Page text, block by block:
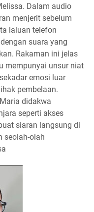
Dalam audio
menjerit sebelum
laluan telefon
suara yang
Rakaman ini jelas
mempunyai unsur niat
emosi luar
pembelaan.
didakwa
seperti akses
siaran langsung di
seolah-olah